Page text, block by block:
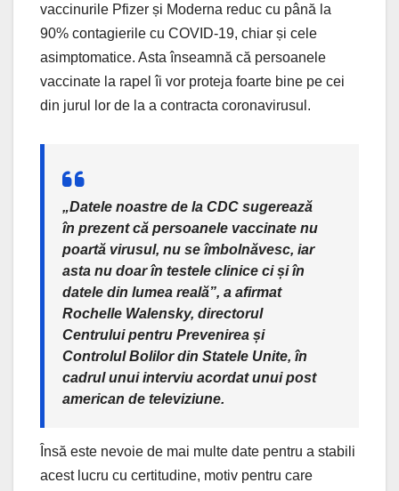
vaccinurile Pfizer și Moderna reduc cu până la
90% contagierile cu COVID-19, chiar și cele
asimptomatice. Asta înseamnă că persoanele
vaccinate la rapel îi vor proteja foarte bine pe cei
din jurul lor de la a contracta coronavirusul.
„Datele noastre de la CDC sugerează
în prezent că persoanele vaccinate nu
poartă virusul, nu se îmbolnăvesc, iar
asta nu doar în testele clinice ci și în
datele din lumea reală”, a afirmat
Rochelle Walensky, directorul
Centrului pentru Prevenirea și
Controlul Bolilor din Statele Unite, în
cadrul unui interviu acordat unui post
american de televiziune.
Însă este nevoie de mai multe date pentru a stabili
acest lucru cu certitudine, motiv pentru care